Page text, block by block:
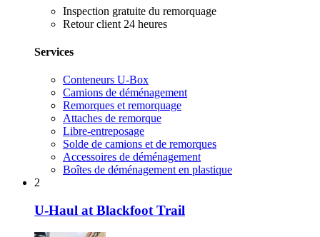
Inspection gratuite du remorquage
Retour client 24 heures
Services
Conteneurs U-Box
Camions de déménagement
Remorques et remorquage
Attaches de remorque
Libre-entreposage
Solde de camions et de remorques
Accessoires de déménagement
Boîtes de déménagement en plastique
2
U-Haul at Blackfoot Trail